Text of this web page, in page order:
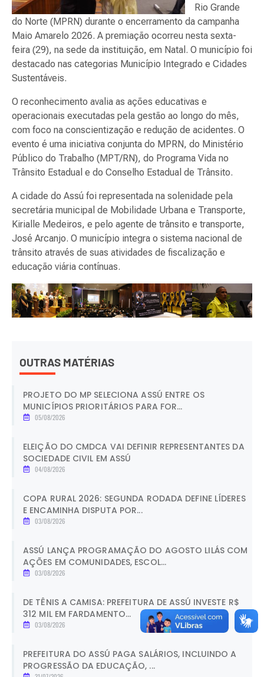
Rio Grande
do Norte (MPRN) durante o encerramento da campanha
Maio Amarelo 2026. A premiação ocorreu nesta sexta-
feira (29), na sede da instituição, em Natal. O município foi
destacado nas categorias Município Integrado e Cidades
Sustentáveis.
O reconhecimento avalia as ações educativas e
operacionais executadas pela gestão ao longo do mês,
com foco na conscientização e redução de acidentes. O
evento é uma iniciativa conjunta do MPRN, do Ministério
Público do Trabalho (MPT/RN), do Programa Vida no
Trânsito Estadual e do Conselho Estadual de Trânsito.
A cidade do Assú foi representada na solenidade pela
secretária municipal de Mobilidade Urbana e Transporte,
Kirialle Medeiros, e pelo agente de trânsito e transporte,
José Arcanjo. O município integra o sistema nacional de
trânsito através de suas atividades de fiscalização e
educação viária contínuas.
OUTRAS MATÉRIAS
PROJETO DO MP SELECIONA ASSÚ ENTRE OS
MUNICÍPIOS PRIORITÁRIOS PARA FOR...
05/08/2026
ELEIÇÃO DO CMDCA VAI DEFINIR REPRESENTANTES DA
SOCIEDADE CIVIL EM ASSÚ
04/08/2026
COPA RURAL 2026: SEGUNDA RODADA DEFINE LÍDERES
E ENCAMINHA DISPUTA POR...
03/08/2026
ASSÚ LANÇA PROGRAMAÇÃO DO AGOSTO LILÁS COM
AÇÕES EM COMUNIDADES, ESCOL...
03/08/2026
DE TÊNIS A CAMISA: PREFEITURA DE ASSÚ INVESTE R$
312 MIL EM FARDAMENTO...
03/08/2026
PREFEITURA DO ASSÚ PAGA SALÁRIOS, INCLUINDO A
PROGRESSÃO DA EDUCAÇÃO, ...